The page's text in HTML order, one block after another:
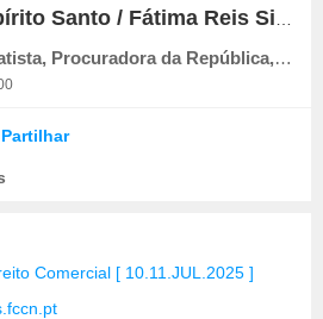
Santo / Fátima Reis Silva
Moderação: Fátima Batista, Procuradora da República, Docente do Centro de Estudos Judiciários.
Partilhar
Comercial [ 10.11.JUL.2025 ]